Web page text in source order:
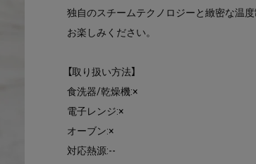
独自のスチームテクノロジーと緻密な温
お楽しみください。
【取り扱い方法】
食洗器/乾燥機:×
電子レンジ:×
オーブン:×
対応熱源:--